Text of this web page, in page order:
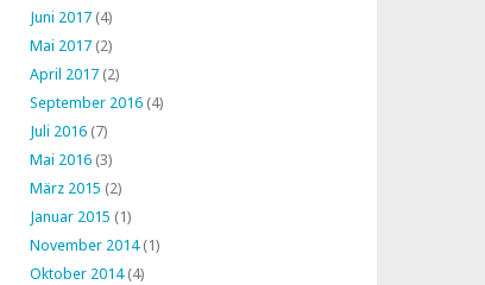
Juni 2017 (4)
Mai 2017 (2)
April 2017 (2)
September 2016 (4)
Juli 2016 (7)
Mai 2016 (3)
März 2015 (2)
Januar 2015 (1)
November 2014(1)
Oktober 2014(4)